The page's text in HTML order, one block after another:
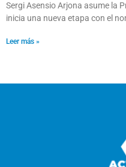
Sergi Asensio Arjona asume la
inicia una nueva etapa con el
Leer más »